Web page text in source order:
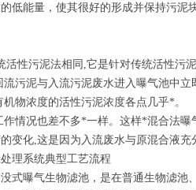
低能量，使其很好的形成并保持污泥
活性污泥法相同,它是针对传统活性污
污泥与入流污泥废水进入曝气池中
物浓度的活性污泥浓度各点几乎*。
作情况也差不多*一样。这样*混合法
变化,这是因为入流废水与原混合液充
理系统典型工艺流程
式曝气生物滤池，是在普通生物滤